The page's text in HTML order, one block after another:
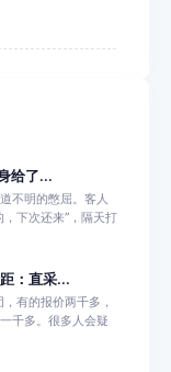
给了...
不明的憋屈。客人
下次还来”，隔天打
：直采...
有的报价两千多，
千多。很多人会疑